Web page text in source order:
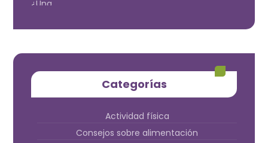
Categorías
Actividad física
Consejos sobre alimentación